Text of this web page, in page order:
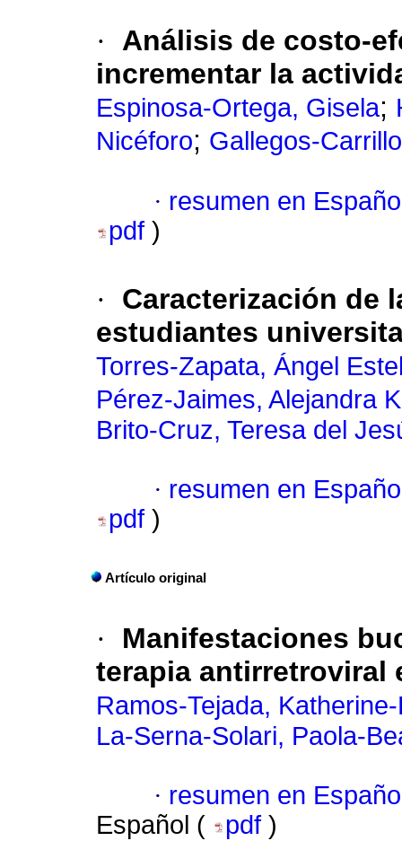
·
Análisis de costo-
incrementar la
Espinosa-Ortega, Gisela;
Nicéforo; Gallegos-
· resumen en
pdf )
·
Caracterización de
estudiantes
Torres-Zapata, Ángel
Pérez-Jaimes, Alejandra
Brito-Cruz, Teresa del
· resumen en
pdf )
Artículo original
·
Manifestaciones
terapia antirretroviral
Ramos-Tejada,
La-Serna-Solari, Paola-
· resumen en
Español (
pdf )